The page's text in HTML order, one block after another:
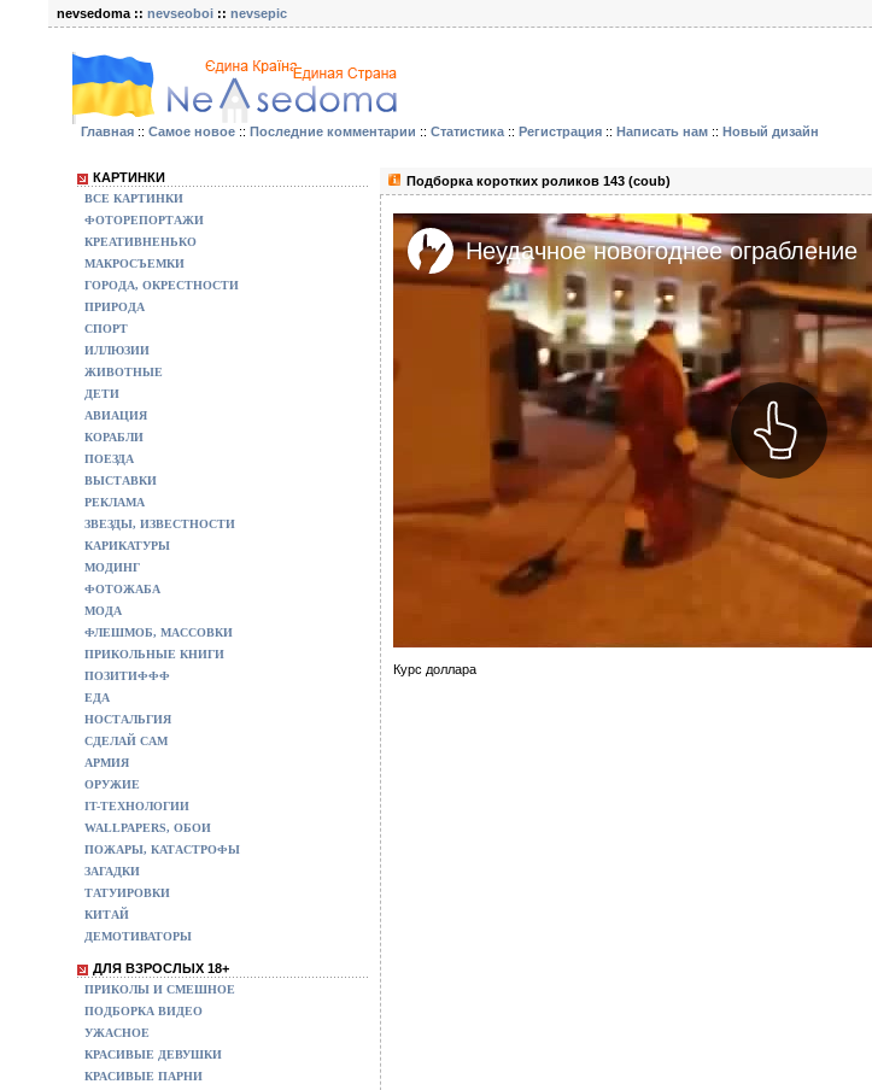
nevsedoma :: nevseoboi :: nevsepic
Главная :: Самое новое :: Последние комментарии :: Статистика :: Регистрация :: Написать нам :: Новый дизайн
КАРТИНКИ
ВСЕ КАРТИНКИ
ФОТОРЕПОРТАЖИ
КРЕАТИВНЕНЬКО
МАКРОСЪЕМКИ
ГОРОДА, ОКРЕСТНОСТИ
ПРИРОДА
СПОРТ
ИЛЛЮЗИИ
ЖИВОТНЫЕ
ДЕТИ
АВИАЦИЯ
КОРАБЛИ
ПОЕЗДА
ВЫСТАВКИ
РЕКЛАМА
ЗВЕЗДЫ, ИЗВЕСТНОСТИ
КАРИКАТУРЫ
МОДИНГ
ФОТОЖАБА
МОДА
ФЛЕШМОБ, МАССОВКИ
ПРИКОЛЬНЫЕ КНИГИ
ПОЗИТИФФФ
ЕДА
НОСТАЛЬГИЯ
СДЕЛАЙ САМ
АРМИЯ
ОРУЖИЕ
IT-ТЕХНОЛОГИИ
WALLPAPERS, ОБОИ
ПОЖАРЫ, КАТАСТРОФЫ
ЗАГАДКИ
ТАТУИРОВКИ
КИТАЙ
ДЕМОТИВАТОРЫ
ДЛЯ ВЗРОСЛЫХ 18+
ПРИКОЛЫ И СМЕШНОЕ
ПОДБОРКА ВИДЕО
УЖАСНОЕ
КРАСИВЫЕ ДЕВУШКИ
КРАСИВЫЕ ПАРНИ
Подборка коротких роликов 143 (coub)
Курс доллара